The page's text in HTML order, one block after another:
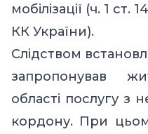
мобілізації (ч. 1 ст.
КК України).
Слідством
запропонував
області послугу з
кордону. При